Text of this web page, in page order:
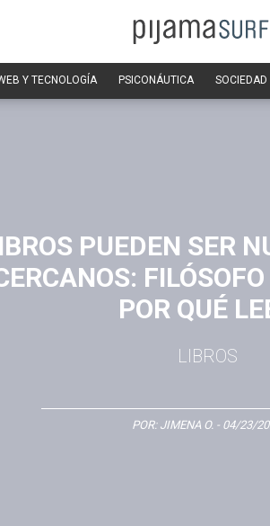
Y TECNOLOGÍA PSICONÁUTICA SOCIEDAD
PUEDEN SER
POR QUÉ
LIBROS
POR: JIMENA O. - 04/23/